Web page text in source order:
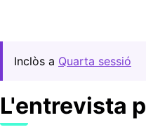
Inclòs a Quarta sessió
L'entrevista